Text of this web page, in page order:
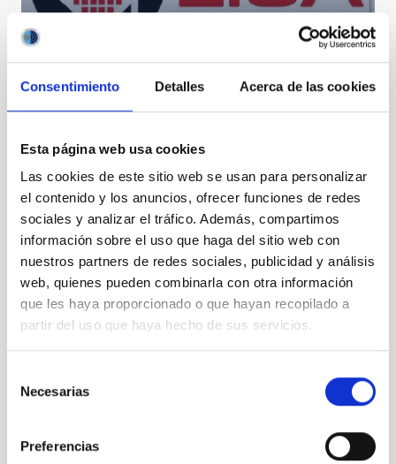
Consentimiento Detalles Acerca de las cookies
Esta página web usa cookies
Las cookies de este sitio web se usan para personalizar
el contenido y los anuncios, ofrecer funciones de redes
sociales y analizar el tráfico. Además, compartimos
información sobre el uso que haga del sitio web con
nuestros partners de redes sociales, publicidad y análisis
web, quienes pueden combinarla con otra información
que les haya proporcionado o que hayan recopilado a
partir del uso que haya hecho de sus servicios.
Necesarias
Preferencias
LISA Reports
LISA Protocol